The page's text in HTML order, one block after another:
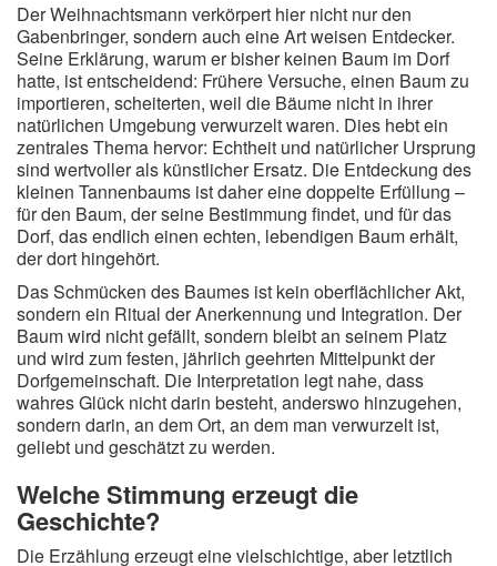
Der Weihnachtsmann verkörpert hier nicht nur den
Gabenbringer, sondern auch eine Art weisen Entdecker.
Seine Erklärung, warum er bisher keinen Baum im Dorf
hatte, ist entscheidend: Frühere Versuche, einen Baum zu
importieren, scheiterten, weil die Bäume nicht in ihrer
natürlichen Umgebung verwurzelt waren. Dies hebt ein
zentrales Thema hervor: Echtheit und natürlicher Ursprung
sind wertvoller als künstlicher Ersatz. Die Entdeckung des
kleinen Tannenbaums ist daher eine doppelte Erfüllung –
für den Baum, der seine Bestimmung findet, und für das
Dorf, das endlich einen echten, lebendigen Baum erhält,
der dort hingehört.
Das Schmücken des Baumes ist kein oberflächlicher Akt,
sondern ein Ritual der Anerkennung und Integration. Der
Baum wird nicht gefällt, sondern bleibt an seinem Platz
und wird zum festen, jährlich geehrten Mittelpunkt der
Dorfgemeinschaft. Die Interpretation legt nahe, dass
wahres Glück nicht darin besteht, anderswo hinzugehen,
sondern darin, an dem Ort, an dem man verwurzelt ist,
geliebt und geschätzt zu werden.
Welche Stimmung erzeugt die
Geschichte?
Die Erzählung erzeugt eine vielschichtige, aber letztlich